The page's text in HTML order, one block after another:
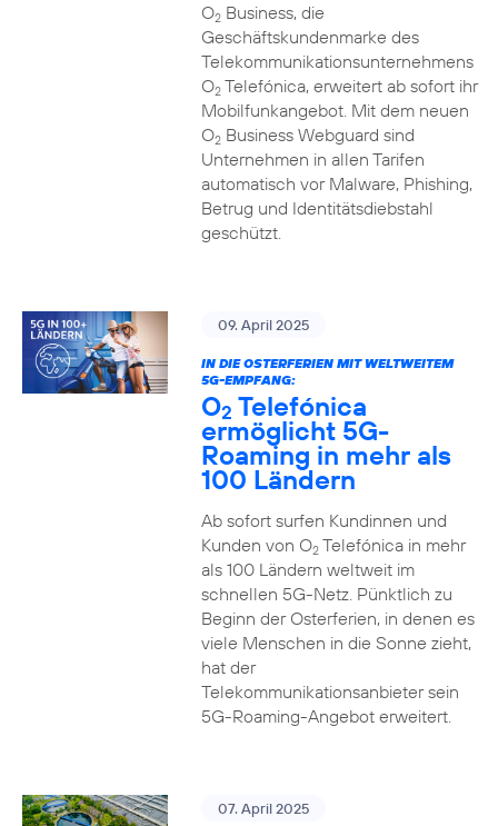
O2Business, die
Geschäftskundenmarke des
Telekommunikationsunternehmens
O2Telefónica, erweitert ab sofort ihr
Mobilfunkangebot. Mit dem neuen
O2Business Webguard sind
Unternehmen in allen Tarifen
automatisch vor Malware, Phishing,
Betrug und Identitätsdiebstahl
geschützt.
09. April 2025
IN DIE OSTERFERIEN MIT WELTWEITEM
5G-EMPFANG:
O2 Telefónica
ermöglicht 5G-
Roaming in mehr als
100 Ländern
Ab sofort surfen Kundinnen und
Kunden von O2Telefónica in mehr
als 100 Ländern weltweit im
schnellen 5G-Netz. Pünktlich zu
Beginn der Osterferien, in denen es
viele Menschen in die Sonne zieht,
hat der
Telekommunikationsanbieter sein
5G-Roaming-Angebot erweitert.
07. April 2025